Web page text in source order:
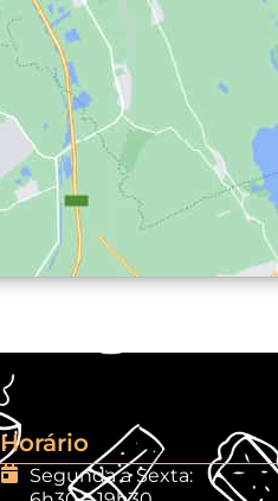
Horário
Segunda a Sexta: